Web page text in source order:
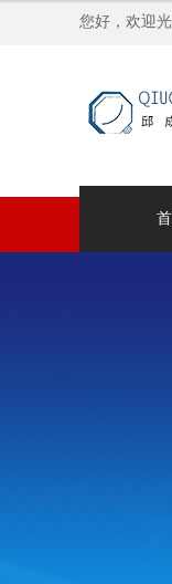
您好，欢迎